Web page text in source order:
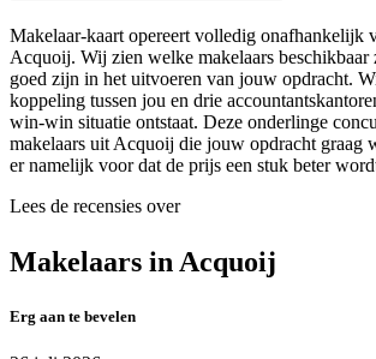
Makelaar-kaart opereert volledig onafhankelijk
Acquoij. Wij zien welke makelaars
goed zijn in het uitvoeren van jouw opdracht.
koppeling tussen jou en drie
win-win situatie ontstaat. Deze onderlinge
makelaars uit Acquoij die jouw opdracht graag
er namelijk voor dat de prijs een stuk beter
Lees de recensies over
Makelaars in Acquoij
Erg aan te bevelen